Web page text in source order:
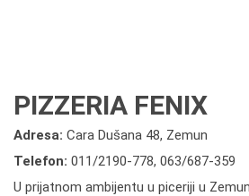
PIZZERIA FENIX
Adresa: Cara Dušana 48, Zemun
Telefon: 011/2190-778, 063/687-359
U prijatnom ambijentu u piceriji u